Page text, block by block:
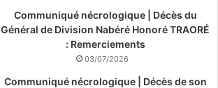
Communiqué nécrologique | Décès du
Général de Division Nabéré Honoré TRAORÉ
: Remerciements
03/07/2026
Communiqué nécrologique | Décès de son